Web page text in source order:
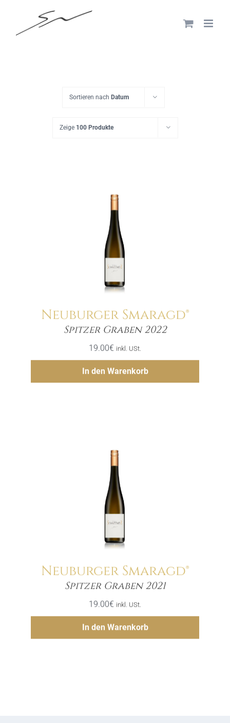
content
Sortieren nach Datum
Zeige 100 Produkte
Neuburger Smaragd®
Spitzer Graben 2022
19.00€ inkl. USt.
In den Warenkorb
Menge
Hinzufügen
Neuburger Smaragd®
Spitzer Graben 2021
19.00€ inkl. USt.
In den Warenkorb
Menge
Hinzufügen